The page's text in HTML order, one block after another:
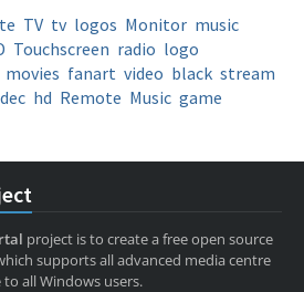
TV tv logos Monitor music
Touchscreen radio logo
movies fanart video black stream
hd Remote Music game
project is to create a free open source
supports all advanced media centre
all Windows users.